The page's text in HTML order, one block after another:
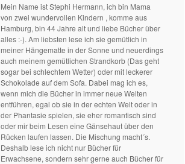
Mein Name ist Stephi Hermann, ich bin Mama
von zwei wundervollen Kindern , komme aus
Hamburg, bin 44 Jahre alt und liebe Bücher über
alles :-). Am liebsten lese ich sie gemütlich in
meiner Hängematte in der Sonne und neuerdings
auch meinem gemütlichen Strandkorb (Das geht
sogar bei schlechtem Wetter) oder mit leckerer
Schokolade auf dem Sofa. Dabei mag ich es,
wenn mich die Bücher in immer neue Welten
entführen, egal ob sie in der echten Welt oder in
der Phantasie spielen, sie eher romantisch sind
oder mir beim Lesen eine Gänsehaut über den
Rücken laufen lassen. Die Mischung macht´s.
Deshalb lese ich nicht nur Bücher für
Erwachsene, sondern sehr gerne auch Bücher für